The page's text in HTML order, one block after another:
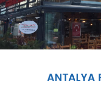
ANTALYA